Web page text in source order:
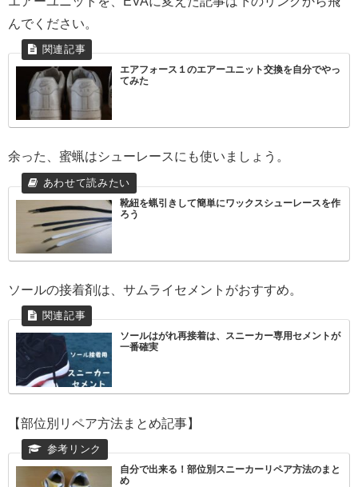
んでください。
エアフォース１のエアーユニット交換を自分でやっ
てみた
余った、蜜蝋はシューレースにも使いましょう。
靴紐を蝋引きして簡単にワックスシューレースを作
ろう
ソールの接着剤は、サムライセメントがおすすめ。
ソールはがれ再接着は、スニーカー専用セメントが
一番確実
【部位別リペア方法まとめ記事】
自分で出来る！部位別スニーカーリペア方法のまと
め